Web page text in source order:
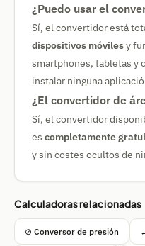
¿Puedo usar el
Sí, el convertidor está
dispositivos móvilesy
smartphones, tabletas y
instalar ninguna
¿El convertidor de
Sí, el convertidor
es completamente
y sin costes ocultos de
Calculadoras relacionadas
⊘ Conversor de presión